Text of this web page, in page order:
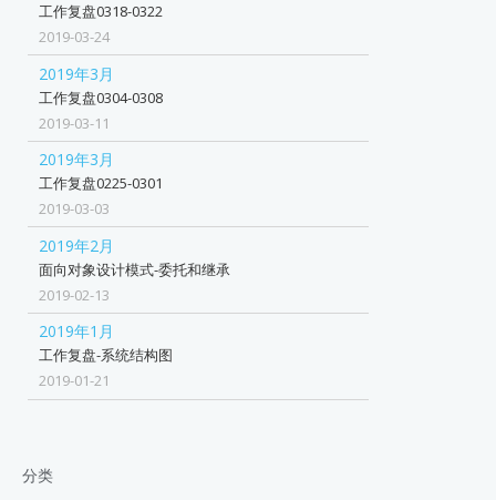
工作复盘0318-0322
2019-03-24
2019年3月
工作复盘0304-0308
2019-03-11
2019年3月
工作复盘0225-0301
2019-03-03
2019年2月
面向对象设计模式-委托和继承
2019-02-13
2019年1月
工作复盘-系统结构图
2019-01-21
分类